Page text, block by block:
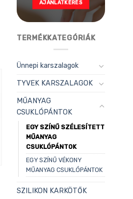
AJÁNLATKÉRÉS
TERMÉKKATEGÓRIÁK
Ünnepi karszalagok
TYVEK KARSZALAGOK
MŰANYAG
CSUKLÓPÁNTOK
EGY SZÍNŰ SZÉLESÍTETT
MŰANYAG
CSUKLÓPÁNTOK
EGY SZÍNŰ VÉKONY
MŰANYAG CSUKLÓPÁNTOK
SZILIKON KARKÖTŐK